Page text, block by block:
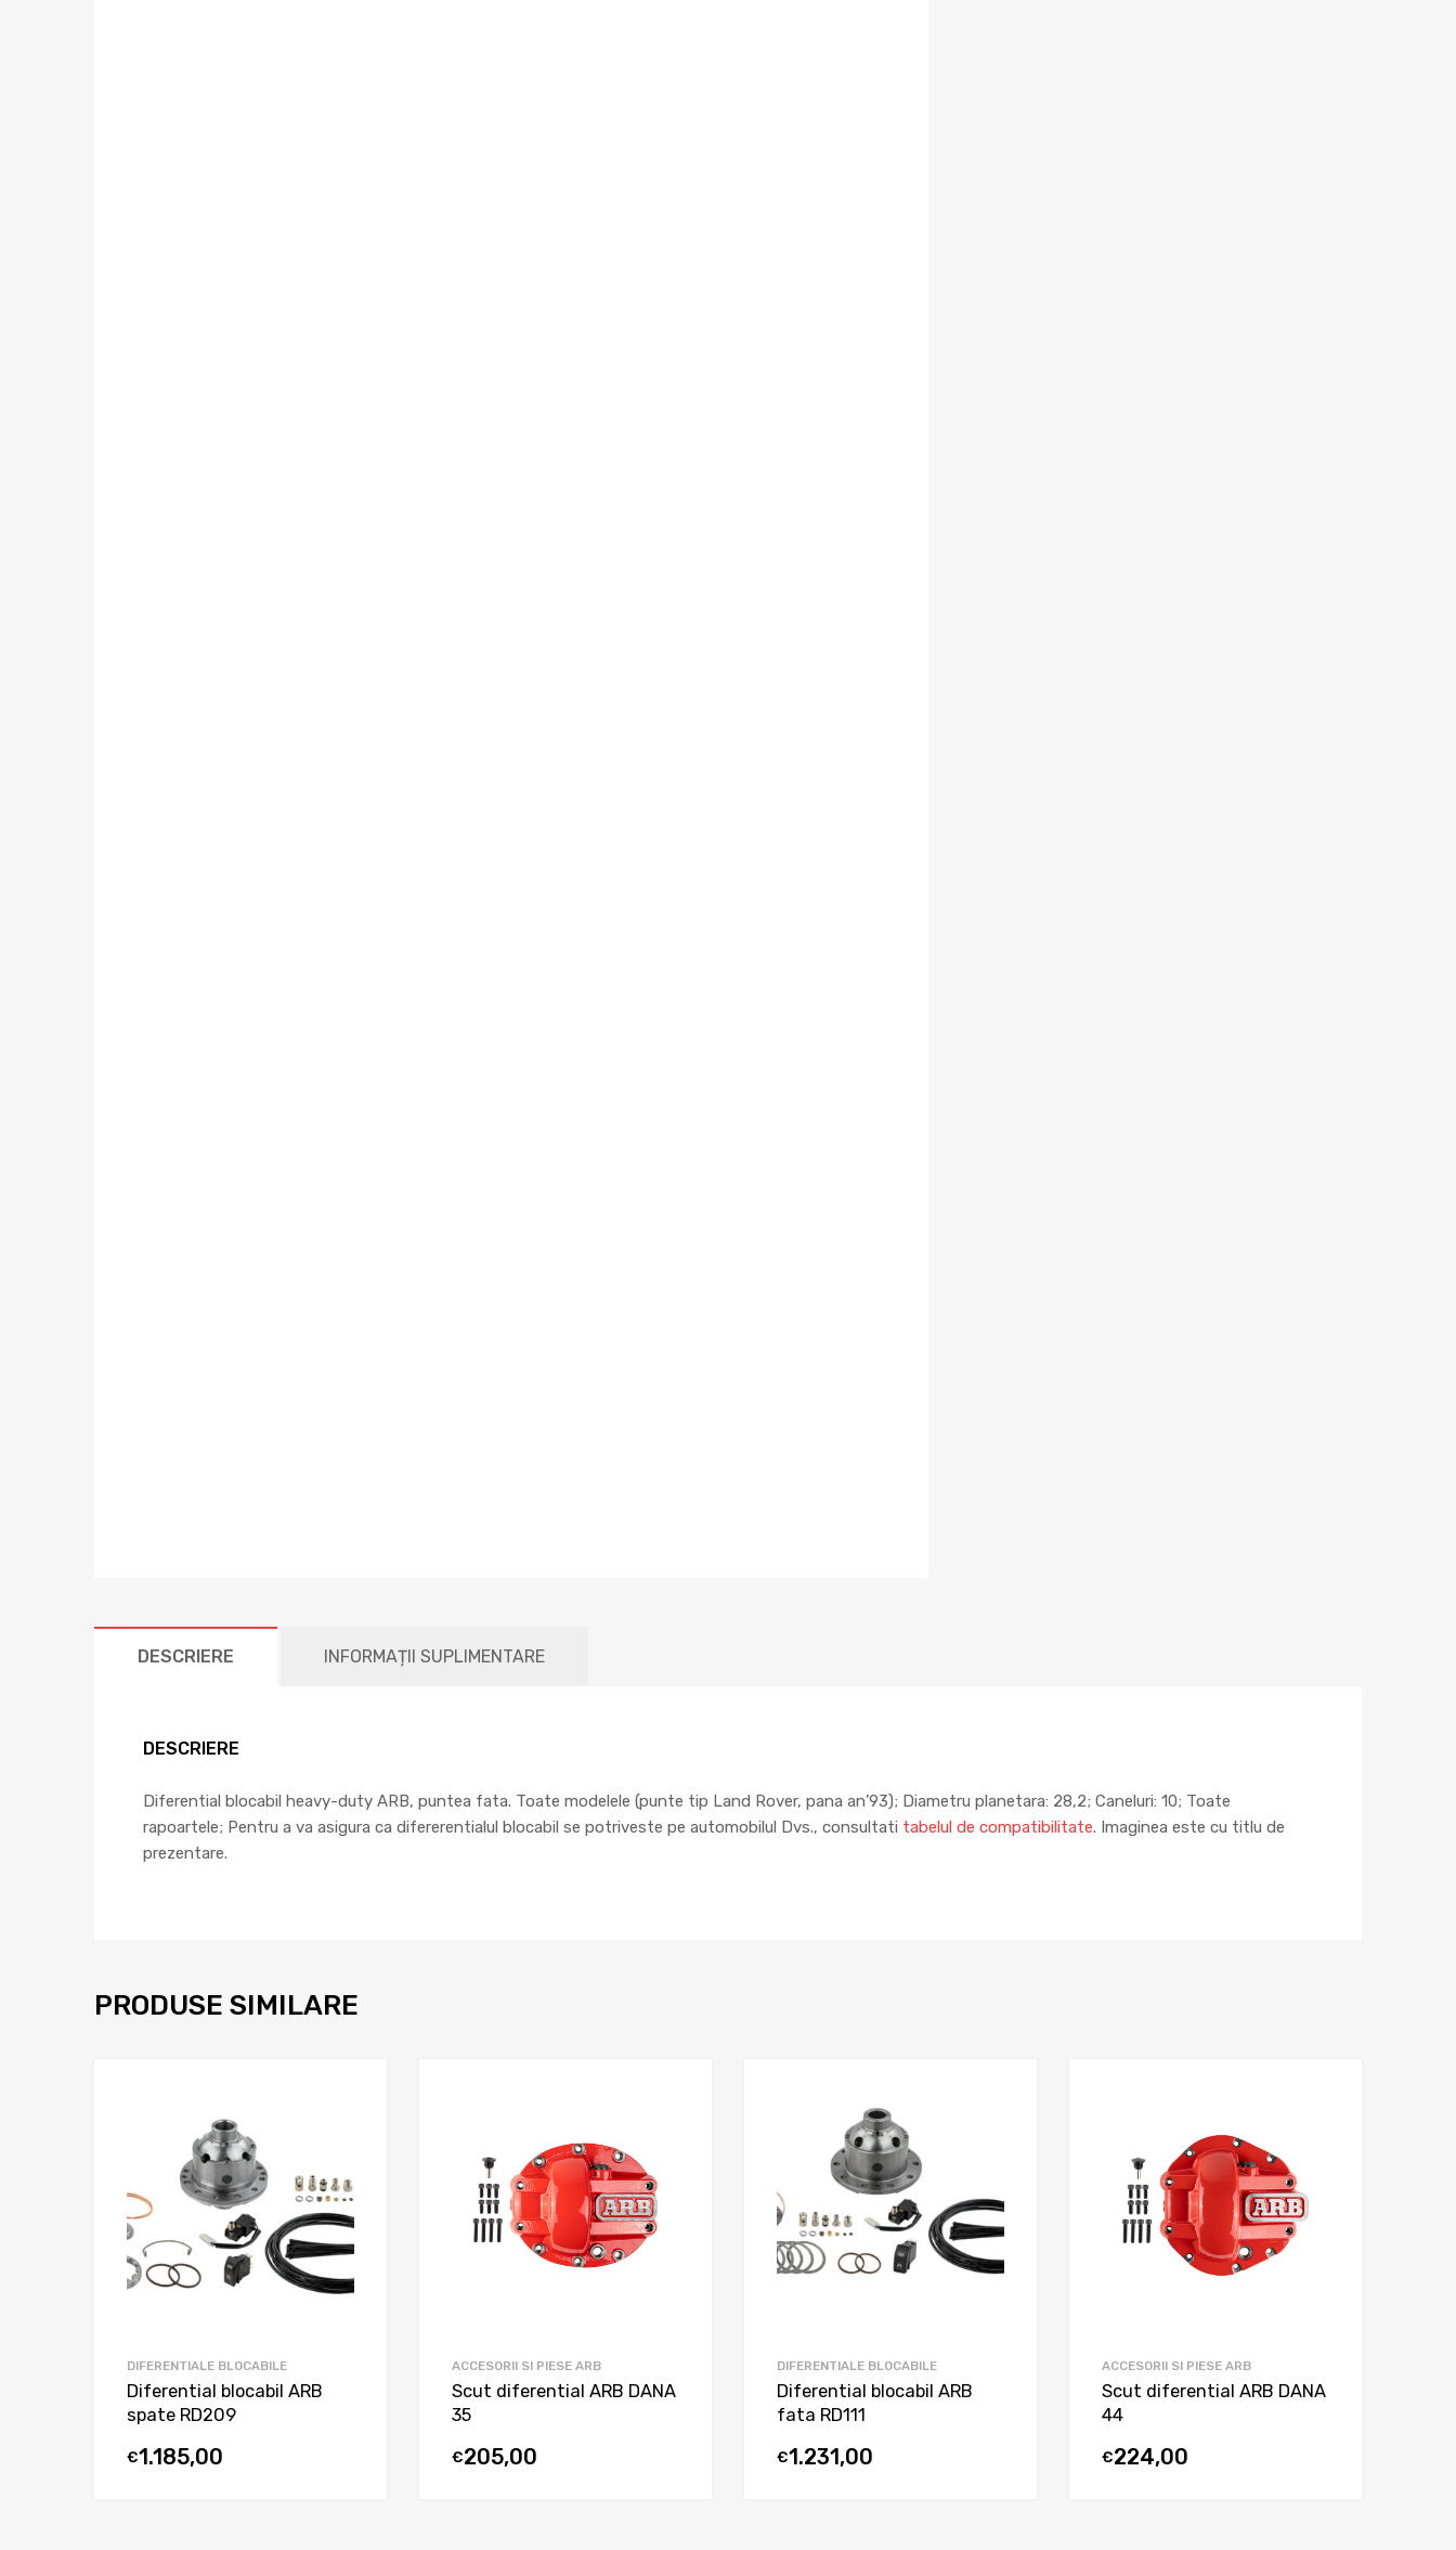
DESCRIERE INFORMAȚII SUPLIMENTARE
DESCRIERE
Diferential blocabil heavy-duty ARB, puntea fata. Toate modelele (punte tip Land Rover, pana an’93); Diametru planetara: 28,2; Caneluri: 10; Toate
rapoartele; Pentru a va asigura ca difererentialul blocabil se potriveste pe automobilul Dvs., consultati tabelul de compatibilitate. Imaginea este cu titlu de
prezentare.
PRODUSE SIMILARE
DIFERENTIALE BLOCABILE
Diferential blocabil ARB
spate RD209
€1.185,00
ACCESORII SI PIESE ARB
Scut diferential ARB DANA
35
€205,00
DIFERENTIALE BLOCABILE
Diferential blocabil ARB
fata RD111
€1.231,00
ACCESORII SI PIESE ARB
Scut diferential ARB DANA
44
€224,00